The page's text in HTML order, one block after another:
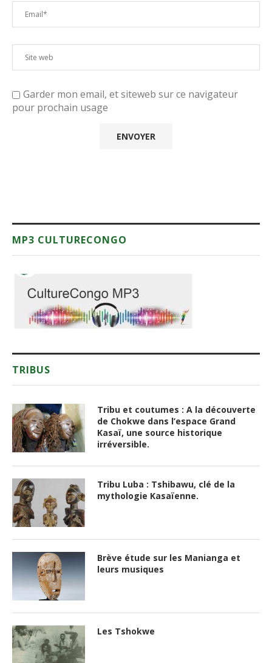
Garder mon email, et siteweb sur ce navigateur
pour prochain usage
MP3 CULTURECONGO
TRIBUS
Tribu et coutumes : A la découverte
de Chokwe dans l’espace Grand
Kasaï, une source historique
irréversible.
Tribu Luba : Tshibawu, clé de la
mythologie Kasaïenne.
Brève étude sur les Manianga et
leurs musiques
Les Tshokwe